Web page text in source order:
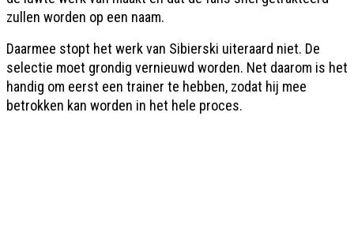
zullen worden op een naam.
Daarmee stopt het werk van Sibierski uiteraard niet. De
selectie moet grondig vernieuwd worden. Net daarom is het
handig om eerst een trainer te hebben, zodat hij mee
betrokken kan worden in het hele proces.